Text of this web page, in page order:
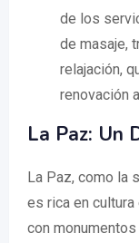
de los
de masaje,
relajación,
renovación
La Paz: Un
La Paz, como la
es rica en
con